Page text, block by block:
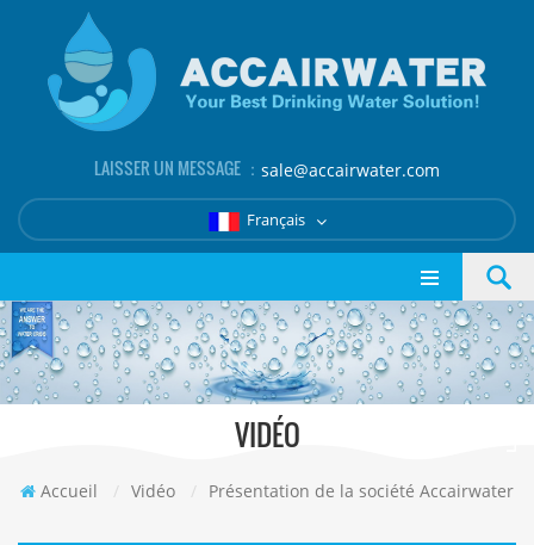
LAISSER UN MESSAGE ： sale@accairwater.com
Français
VIDÉO
Accueil / Vidéo / Présentation de la société Accairwater